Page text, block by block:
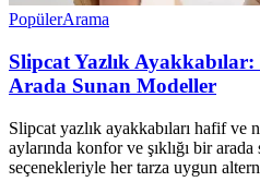
PopülerArama
Slipcat Yazlık
Arada Sunan Modeller
Slipcat yazlık ayakkabıları hafif ve
aylarında konfor ve şıklığı bir
seçenekleriyle her tarza uygun